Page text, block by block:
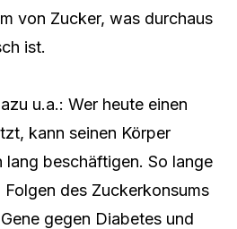
von Zucker, was durchaus
ist.
u.a.: Wer heute einen
kann seinen Körper
lang beschäftigen. So lange
des Zuckerkonsums
gegen Diabetes und